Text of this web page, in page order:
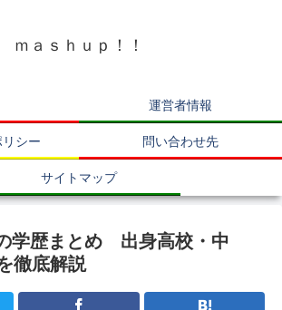
ｍａｓｈｕｐ！！
運営者情報
シー 問い合わせ先
サイトマップ
学歴まとめ 出身高校・中
徹底解説